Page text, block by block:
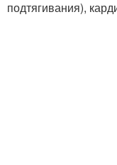
подтягивания),